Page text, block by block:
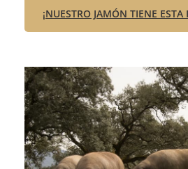
¡NUESTRO JAMÓN TIENE ESTA